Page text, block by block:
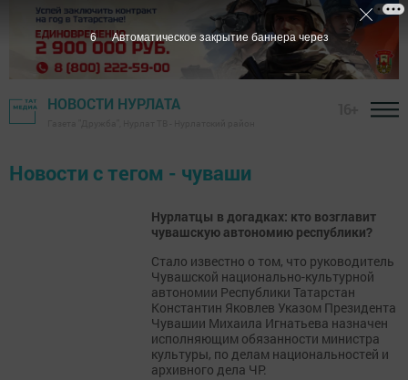
НОВОСТИ НУРЛАТА
Новости с тегом - чуваши
Нурлатцы в догадках: кто возглавит
чувашскую автономию республики?
Стало известно о том, что руководитель
Чувашской национально-культурной
автономии Республики Татарстан
Константин Яковлев Указом Президента
Чувашии Михаила Игнатьева назначен
исполняющим обязанности министра
культуры, по делам национальностей и
архивного дела ЧР.
6 Автоматическое закрытие баннера через